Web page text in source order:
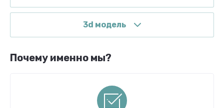
3d модель
Почему именно мы?